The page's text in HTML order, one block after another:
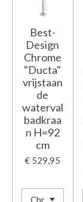
Best-
Design
Chrome
"Ducta"
vrijstaan
de
waterval
badkraa
n H=92
cm
€ 529,95